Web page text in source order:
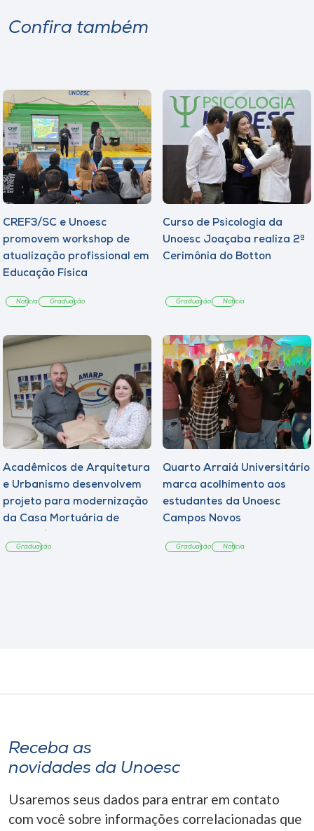
Confira também
CREF3/SC e Unoesc
promovem workshop de
atualização profissional em
Educação Física
Notícia Graduação
Curso de Psicologia da
Unoesc Joaçaba realiza 2ª
Cerimônia do Botton
Graduação Notícia
Acadêmicos de Arquitetura
e Urbanismo desenvolvem
projeto para modernização
da Casa Mortuária de
Graduação
Quarto Arraiá Universitário
marca acolhimento aos
estudantes da Unoesc
Campos Novos
Graduação Notícia
Receba as
novidades da Unoesc
Usaremos seus dados para entrar em contato
com você sobre informações correlacionadas que